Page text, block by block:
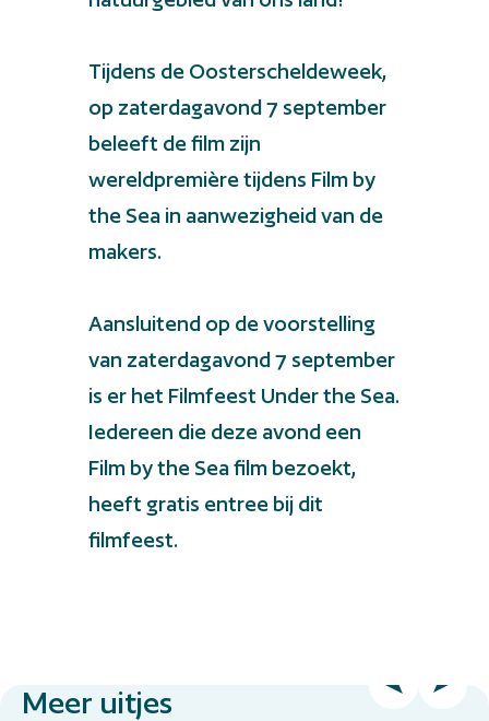
Tijdens de Oosterscheldeweek,
op zaterdagavond 7 september
beleeft de film zijn
wereldpremière tijdens Film by
the Sea in aanwezigheid van de
makers.
Aansluitend op de voorstelling
van zaterdagavond 7 september
is er het Filmfeest Under the Sea.
Iedereen die deze avond een
Film by the Sea film bezoekt,
heeft gratis entree bij dit
filmfeest.
Meer uitjes